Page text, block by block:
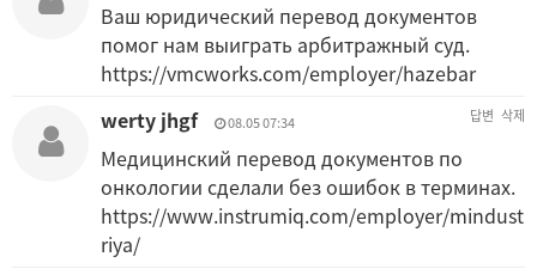
Ваш юридический перевод документов
помог нам выиграть арбитражный суд.
https://vmcworks.com/employer/hazebar
werty jhgf
08.05 07:34 답변 삭제
Медицинский перевод документов по
онкологии сделали без ошибок в терминах.
https://www.instrumiq.com/employer/mindust
riya/